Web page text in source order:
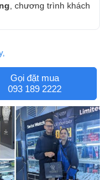
, chương trình khách
Gọi đặt mua
093 189 2222